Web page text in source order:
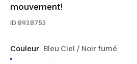
mouvement!
ID 8928753
Couleur Bleu Ciel / Noir fumé